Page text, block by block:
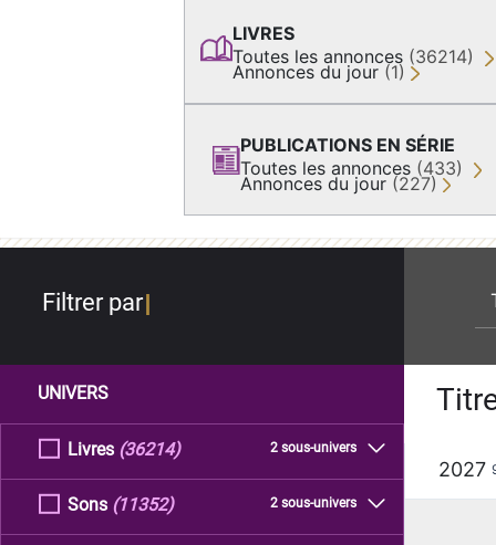
LIVRES
Toutes les annonces (36214)
Annonces du jour (1)
PUBLICATIONS EN SÉRIE
Toutes les annonces (433)
Annonces du jour (227)
Filtrer par
UNIVERS
Livres 2 sous-univers
(36214)
Sons 2 sous-univers
(11352)
2027